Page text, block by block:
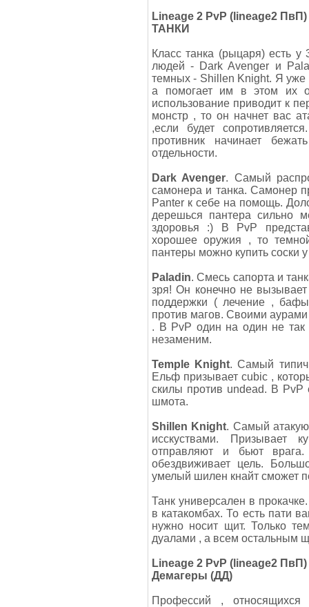
Lineage 2 PvP (lineage2 ПвП)
ТАНКИ
Класс танка (рыцаря) есть
людей - Dark Avenger и
темных - Shillen Knight. Я уже
а помогает им в этом их
использование приводит к
монстр , то он начнет вас
,если будет
противник начинает
отдельности.
Dark Avenger. Самый
самонера и танка. Самонер
Panter к себе на помощь.
дерешься пантера сильно
здоровья :) В PvP
хорошее оружия , то
пантеры можно купить соски
Paladin. Смесь сапорта и
зря! Он конечно не
поддержки ( лечение ,
против магов. Своими
. В PvP один на один не
незаменим.
Temple Knight. Самый
Ельф призывает cubic ,
скилы против undead. В PvP
шмота.
Shillen Knight. Самый
исскуствами.
отправляют и бьют
обездвиживает цель.
умелый шилен кнайт сможет
Танк универсален в
в катакомбах. То есть пати
нужно носит щит. Только
дуалами , а всем остальным
Lineage 2 PvP (lineage2 ПвП)
Демагеры (ДД)
Профессий ,